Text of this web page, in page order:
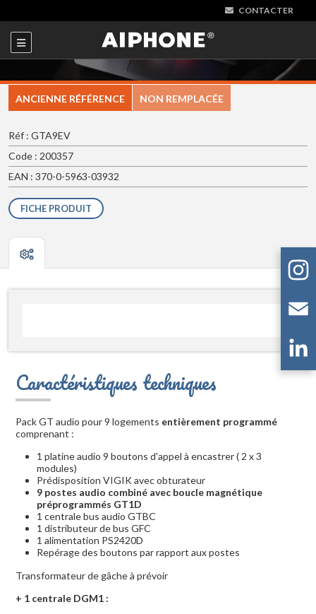
CONTACTER
ANCIENNE RÉFÉRENCE NON REMPLACÉE
Réf : GTA9EV
Code : 200357
EAN : 370-0-5963-03932
FICHE PRODUIT
Caractéristiques techniques
Pack GT audio pour 9 logements entièrement programmé
comprenant :
1 platine audio 9 boutons d'appel à encastrer ( 2 x 3
modules)
Prédisposition VIGIK avec obturateur
9 postes audio combiné avec boucle magnétique
préprogrammés GT1D
1 centrale bus audio GTBC
1 distributeur de bus GFC
1 alimentation PS2420D
Repérage des boutons par rapport aux postes
Transformateur de gâche à prévoir
+ 1 centrale DGM1 :